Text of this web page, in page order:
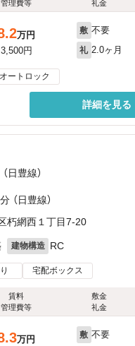
管理費等
礼金
万円
3,500円
敷 不要
礼 2.0ヶ月
オートロック
詳細を見る
日豊線）
分 （日豊線）
朽網西１丁目7-20
建物構造 RC
宅配ボックス
賃料
管理費等
敷金
礼金
万円
敷 不要